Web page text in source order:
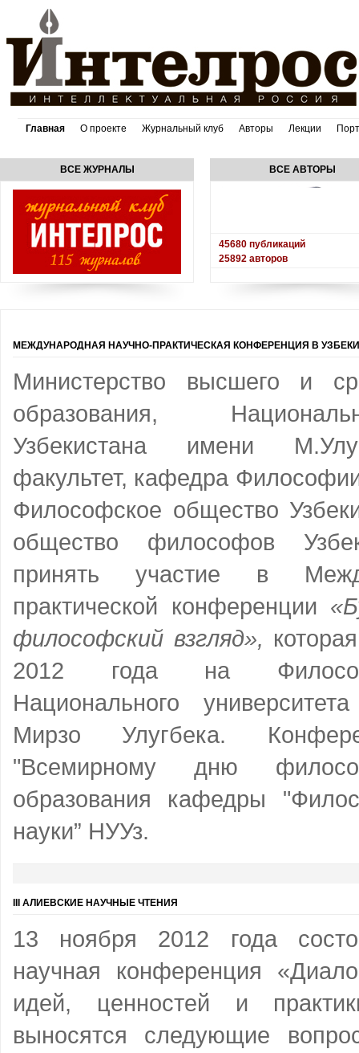
Главная О проекте Журнальный клуб Авторы Лекции
ВСЕ ЖУРНАЛЫ ВСЕ АВТОРЫ
45680 публикаций
25892 авторов
МЕЖДУНАРОДНАЯ НАУЧНО-ПРАКТИЧЕСКАЯ КОНФЕРЕНЦИЯ В
Министерство высшего и
образования,
Узбекистана имени
факультет, кафедра
Философское общество
общество философов
принять участие в
практической конференции
философский взгляд»,
2012 годана
Национального
Мирзо Улугбека.
"Всемирному дню
образования кафедры
науки” НУУз.
III АЛИЕВСКИЕ НАУЧНЫЕ ЧТЕНИЯ
13 ноября 2012 года
научная конференция
идей, ценностей и
выносятся следующие